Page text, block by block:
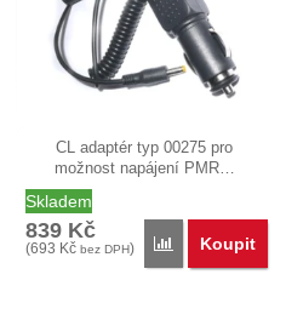
CL adaptér typ 00275 pro
možnost napájení PMR…
Skladem
839 Kč
(693 Kč bez DPH) Porovnat
Koupit